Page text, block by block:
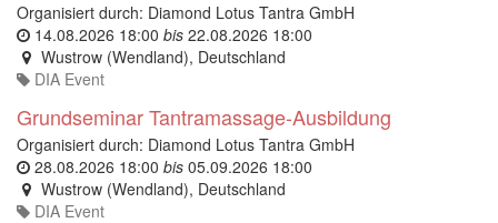
Organisiert durch: Diamond Lotus Tantra GmbH
14.08.2026 18:00 bis 22.08.2026 18:00
Wustrow (Wendland), Deutschland
DIA Event
Grundseminar Tantramassage-Ausbildung
Organisiert durch: Diamond Lotus Tantra GmbH
28.08.2026 18:00 bis 05.09.2026 18:00
Wustrow (Wendland), Deutschland
DIA Event